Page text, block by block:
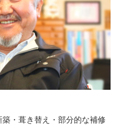
・葺き替え・部分的な補修